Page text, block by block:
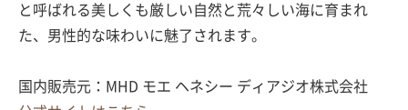
と呼ばれる美しくも厳しい自然と荒々しい海に育まれ
た、男性的な味わいに魅了されます。
国内販売元：MHD モエ ヘネシー ディアジオ株式会社